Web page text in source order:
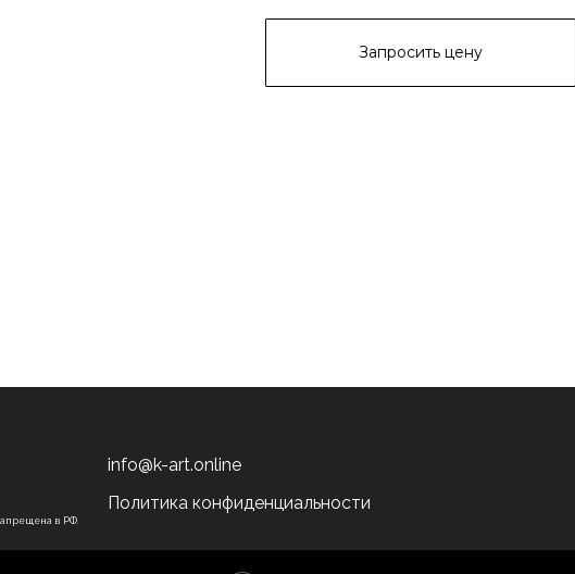
Запросить цену
в РФ.
info@k-art.online
Политика конфиденциальности